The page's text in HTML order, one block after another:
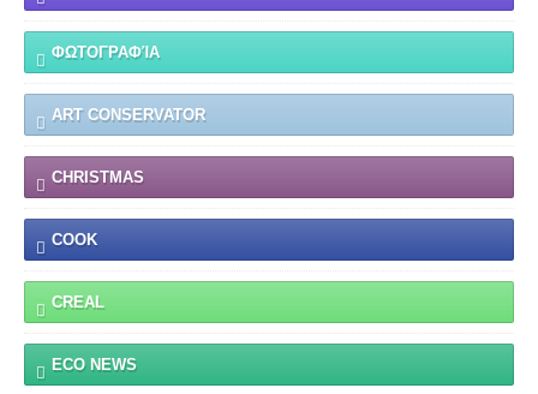
ΦΩΤΟΓΡΑΦΊΑ
ART CONSERVATOR
CHRISTMAS
COOK
CREAL
ECO NEWS